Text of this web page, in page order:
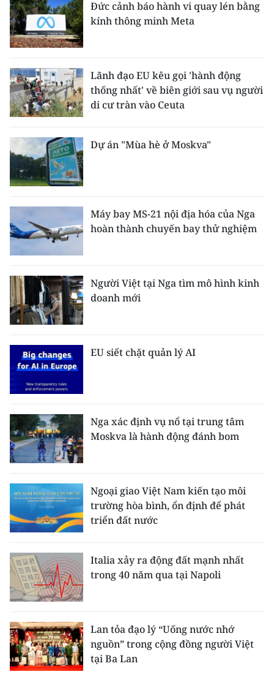
Đức cảnh báo hành vi quay lén bằng
kính thông minh Meta
Lãnh đạo EU kêu gọi 'hành động
thống nhất' về biên giới sau vụ người
di cư tràn vào Ceuta
Dự án "Mùa hè ở Moskva"
Máy bay MS-21 nội địa hóa của Nga
hoàn thành chuyến bay thử nghiệm
Người Việt tại Nga tìm mô hình kinh
doanh mới
EU siết chặt quản lý AI
Nga xác định vụ nổ tại trung tâm
Moskva là hành động đánh bom
Ngoại giao Việt Nam kiến tạo môi
trường hòa bình, ổn định để phát
triển đất nước
Italia xảy ra động đất mạnh nhất
trong 40 năm qua tại Napoli
Lan tỏa đạo lý “Uống nước nhớ
nguồn” trong cộng đồng người Việt
tại Ba Lan